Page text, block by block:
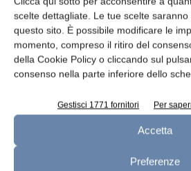
scelte dettagliate. Le tue scelte
questo sito. È possibile modificare le
momento, compreso il ritiro del
della Cookie Policy o cliccando sul
consenso nella parte inferiore dello
Gestisci 1771 fornitori Per
Accetta
Preferenze
latte condensato -34%.
Stabile l’indice generale dei
asta GDT (21/11/2023): AMF
+6,4%, WMP +1,9%, burro -
-9,7% e SMP -3,8%.
Fonte: European Milk Market